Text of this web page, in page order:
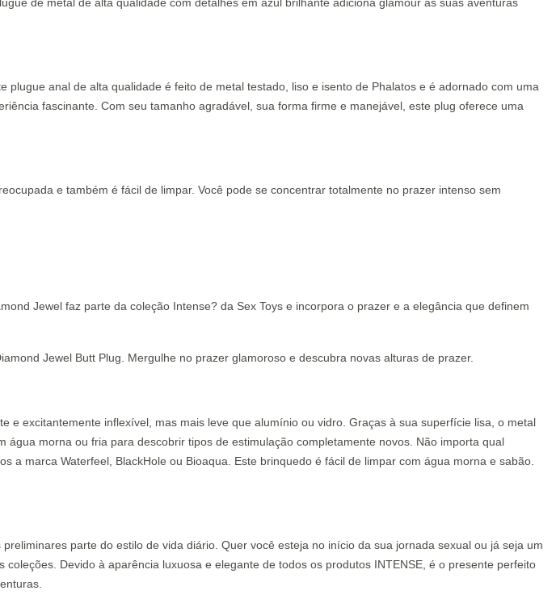
anal de alta qualidade é feito de metal testado, liso e isento de Phalatos e é adornado com uma
fascinante. Com seu tamanho agradável, sua forma firme e manejável, este plug oferece uma
e também é fácil de limpar. Você pode se concentrar totalmente no prazer intenso sem
Jewel faz parte da coleção Intense? da Sex Toys e incorpora o prazer e a elegância que definem
Jewel Butt Plug. Mergulhe no prazer glamoroso e descubra novas alturas de prazer.
excitantemente inflexível, mas mais leve que alumínio ou vidro. Graças à sua superfície lisa, o metal
morna ou fria para descobrir tipos de estimulação completamente novos. Não importa qual
marca Waterfeel, BlackHole ou Bioaqua. Este brinquedo é fácil de limpar com água morna e sabão.
parte do estilo de vida diário. Quer você esteja no início da sua jornada sexual ou já seja um
Devido à aparência luxuosa e elegante de todos os produtos INTENSE, é o presente perfeito